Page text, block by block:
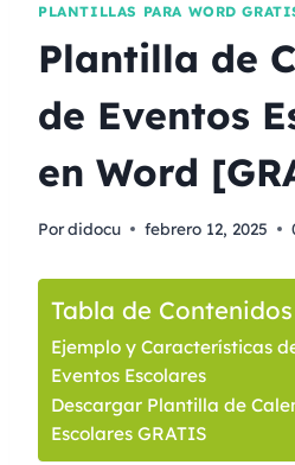
PLANTILLAS PARA WORD
Plantilla de
de Eventos
en Word
Pordidocu febrero 12, 2025
Tabla de Contenidos
Ejemplo y Características
Eventos Escolares
Descargar Plantilla de
Escolares GRATIS